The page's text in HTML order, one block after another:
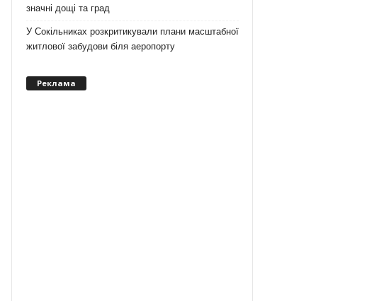
значні дощі та град
У Сокільниках розкритикували плани масштабної
житлової забудови біля аеропорту
Реклама